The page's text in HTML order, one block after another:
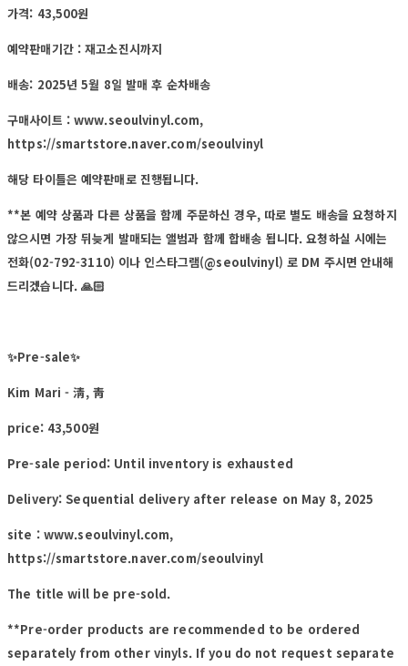
가격: 43,500원
예약판매기간 : 재고소진시까지
배송: 2025년 5월 8일 발매 후 순차배송
구매사이트 : www.seoulvinyl.com,
https://smartstore.naver.com/seoulvinyl
해당 타이틀은 예약판매로 진행됩니다.
**본 예약 상품과 다른 상품을 함께 주문하신 경우, 따로 별도 배송을 요청하지
않으시면 가장 뒤늦게 발매되는 앨범과 함께 합배송 됩니다. 요청하실 시에는
전화(02-792-3110) 이나 인스타그램(@seoulvinyl) 로 DM 주시면 안내해
드리겠습니다. 🙏🏻
✨Pre-sale✨
Kim Mari - 淸, 靑
price: 43,500원
Pre-sale period: Until inventory is exhausted
Delivery: Sequential delivery after release on May 8, 2025
site : www.seoulvinyl.com,
https://smartstore.naver.com/seoulvinyl
The title will be pre-sold.
**Pre-order products are recommended to be ordered
separately from other vinyls. If you do not request separate